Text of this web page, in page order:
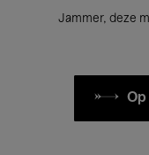
Jammer, deze
Op